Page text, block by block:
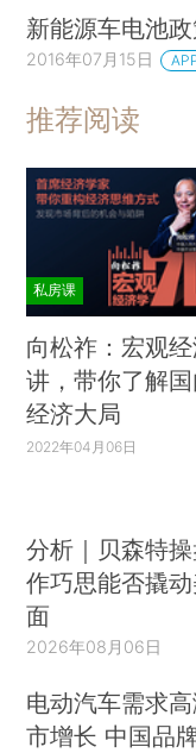
新能源车电池
2016年07月15日
推荐阅读
私房课
向松祚：宏观
讲，带你了解
经济大局
2022年04月06日
分析｜贝森特
作巧思能否撬
面
2026年08月06日
电动汽车需求
市增长 中国品